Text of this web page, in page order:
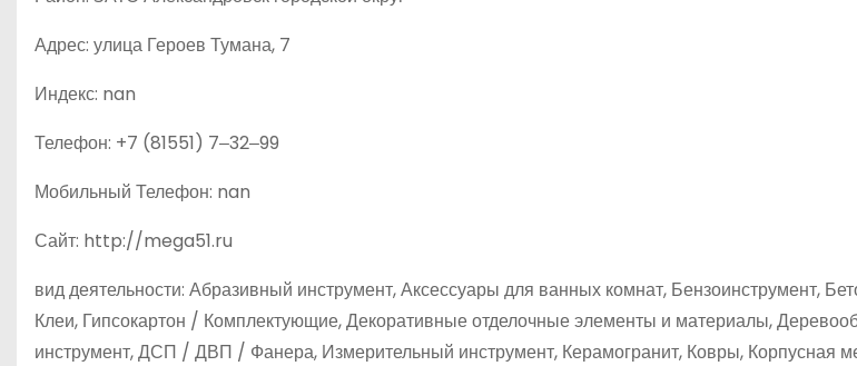
Адрес: улица Героев Тумана, 7
Индекс: nan
Телефон: +7 (81551) 7‒32‒99
Мобильный Телефон: nan
Сайт: http://mega51.ru
вид деятельности: Абразивный инструмент, Аксессуары для ванных комнат, Бензоинструмент,
Клеи, Гипсокартон / Комплектующие, Декоративные отделочные элементы и материалы,
инструмент, ДСП / ДВП / Фанера, Измерительный инструмент, Керамогранит, Ковры, Корпусная